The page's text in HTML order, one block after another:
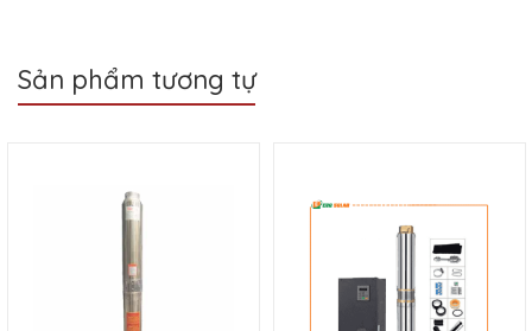
Sản phẩm tương tự